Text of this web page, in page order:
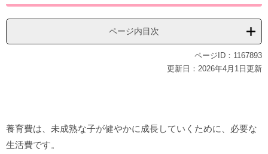
ページ内目次
ページID：1167893
更新日：2026年4月1日更新
養育費は、未成熟な子が健やかに成長していくために、必要な
生活費です。